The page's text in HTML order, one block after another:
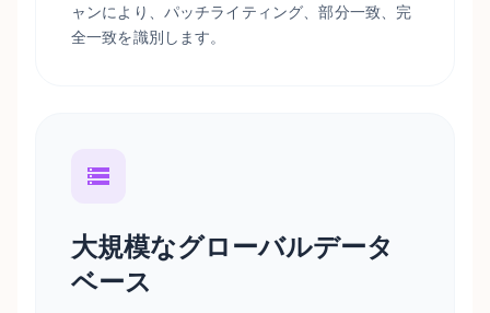
ャンにより、パッチライティング、部分一致、完
全一致を識別します。
大規模なグローバルデータ
ベース